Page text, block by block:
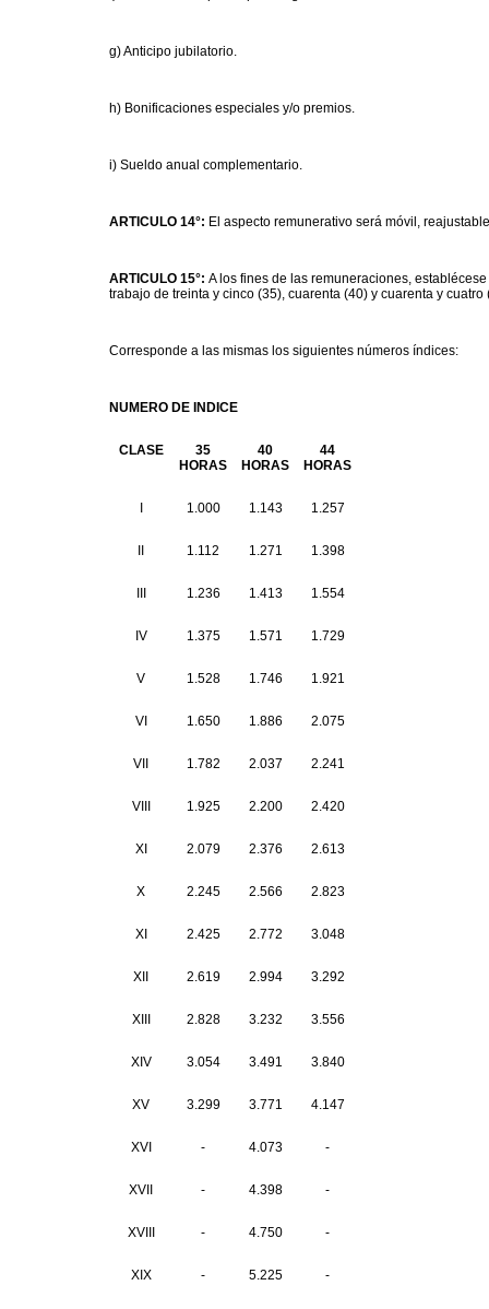
g) Anticipo jubilatorio.
h) Bonificaciones especiales y/o premios.
i) Sueldo anual complementario.
ARTICULO 14°: El aspecto remunerativo será móvil,
ARTICULO 15°: A los fines de las remuneraciones,
trabajo de treinta y cinco (35), cuarenta (40) y cuarenta y
Corresponde a las mismas los siguientes números índices:
NUMERO DE INDICE
CLASE
35
HORAS
40
HORAS
44
HORAS
1.000 1.143 1.257
1.112 1.271 1.398
1.236 1.413 1.554
IV 1.375 1.571 1.729
V 1.528 1.746 1.921
VI 1.650 1.886 2.075
VII 1.782 2.037 2.241
VIII 1.925 2.200 2.420
XI 2.079 2.376 2.613
X 2.245 2.566 2.823
XI 2.425 2.772 3.048
XII 2.619 2.994 3.292
XIII 2.828 3.232 3.556
XIV 3.054 3.491 3.840
XV 3.299 3.771 4.147
XVI - 4.073 -
XVII - 4.398 -
XVIII - 4.750 -
XIX - 5.225 -